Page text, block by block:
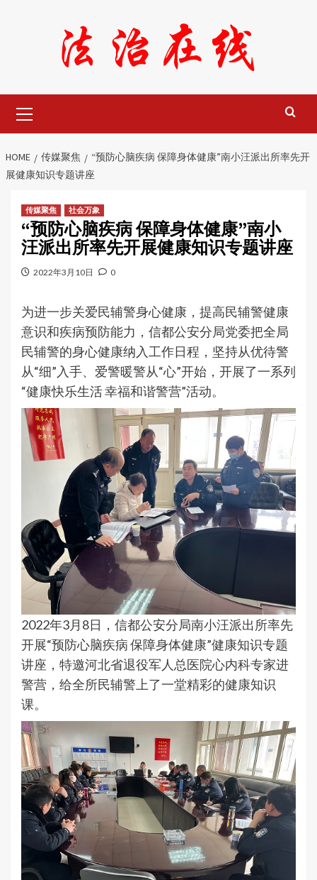
Menu
HOME 传媒聚焦
“预防心脑疾病 保障身体健康”南小汪派出所率先开
展健康知识专题讲座
传媒聚焦 社会万象
“预防心脑疾病 保障身体健康”南小
汪派出所率先开展健康知识专题讲座
2022年3月10日 0
为进一步关爱民辅警身心健康，提高民辅警健康
意识和疾病预防能力，信都公安分局党委把全局
民辅警的身心健康纳入工作日程，坚持从优待警
从“细”入手、爱警暖警从“心”开始，开展了一系列
“健康快乐生活 幸福和谐警营”活动。
2022年3月8日，信都公安分局南小汪派出所率先
开展“预防心脑疾病 保障身体健康”健康知识专题
讲座，特邀河北省退役军人总医院心内科专家进
警营，给全所民辅警上了一堂精彩的健康知识
课。